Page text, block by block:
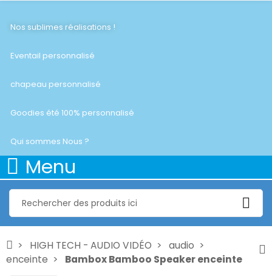
Nos sublimes réalisations !
Eventail personnalisé
chapeau personnalisé
Goodies été 100% personnalisé
Qui sommes Nous ?
Menu
HIGH TECH - AUDIO VIDÉO
audio
enceinte
Bambox Bamboo Speaker enceinte